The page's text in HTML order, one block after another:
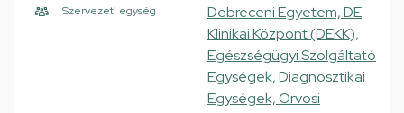
Szervezeti egység
Debreceni Egyetem, DE
Klinikai Központ (DEKK),
Egészségügyi Szolgáltató
Egységek, Diagnosztikai
Egységek, Orvosi